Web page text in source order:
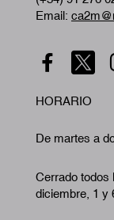
Email:
HORARIO
De martes a
Cerrado todos
diciembre, 1 y